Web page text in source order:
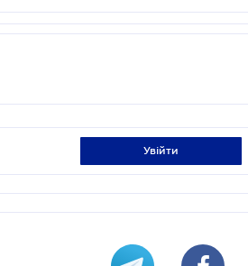
увійти